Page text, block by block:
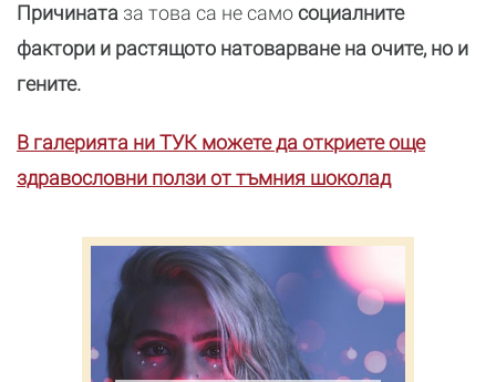
Причината за това са не самосоциалните
фактори и растящото натоварване на очите, но и
гените.
В галерията ни ТУК можете да откриете още
здравословни ползи от тъмния шоколад